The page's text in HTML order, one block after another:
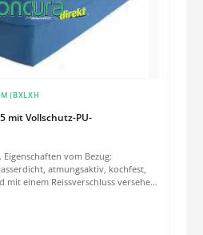
mit Vollschutz-PU-
(BXLXH
Eigenschaften vom Bezug:
atmungsaktiv, kochfest,
einem Reissverschluss versehen.